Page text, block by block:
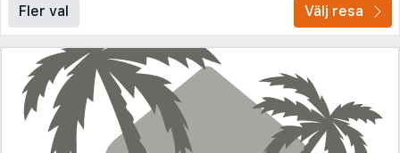
Fler val Välj resa